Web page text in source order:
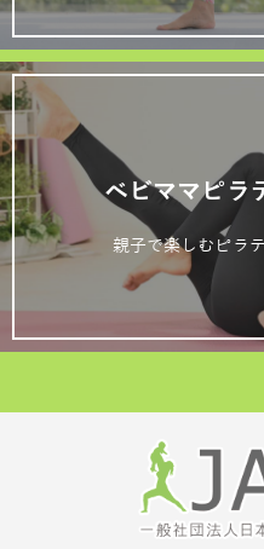
ベビママピラ
親子で楽しむピラ